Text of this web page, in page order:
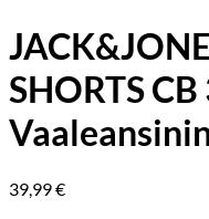
SHORTS
39,99€